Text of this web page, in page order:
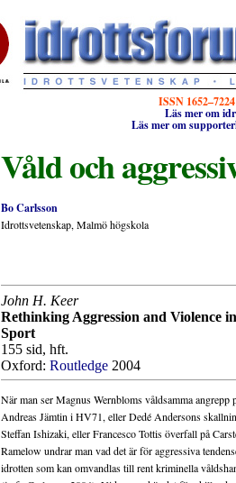
ISSN
Läs mer om
Läs mer om
Våld och
Bo Carlsson
Idrottsvetenskap, Malmö högskola
John H. Keer
Rethinking Aggression and Violence in
Sport
155 sid, hft.
Oxford: Routledge 2004
När man ser Magnus Wernbloms våldsamma angrepp
Andreas Jämtin i HV71, eller Dedé Andersons
Steffan Ishizaki, eller Francesco Tottis överfall på
Ramelow undrar man vad det är för aggressiva
idrotten som kan omvandlas till rent kriminella